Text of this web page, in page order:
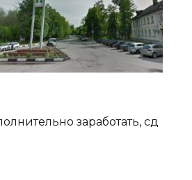
заработать, сд